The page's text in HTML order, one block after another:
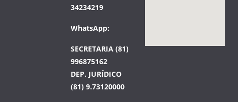
34234219
WhatsApp:
SECRETARIA (81)
996875162
DEP. JURÍDICO
(81) 9.73120000